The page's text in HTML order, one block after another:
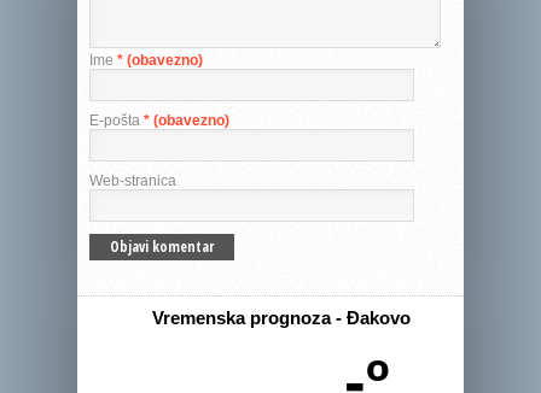
Ime * (obavezno)
E-pošta * (obavezno)
Web-stranica
Vremenska prognoza - Đakovo